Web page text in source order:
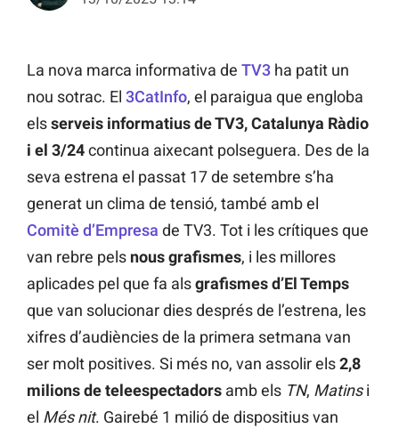
La nova marca informativa de TV3 ha patit un
nou sotrac. El 3CatInfo, el paraigua que engloba
elsserveis informatius de TV3, Catalunya Ràdio
i el 3/24continua aixecant polseguera. Des de la
seva estrena el passat 17 de setembre s’ha
generat un clima de tensió, també amb el
Comitè d’Empresa de TV3. Tot i les crítiques que
van rebre pels nous grafismes, i les millores
aplicades pel que fa alsgrafismes d’El Temps
que van solucionar dies després de l’estrena, les
xifres d’audiències de la primera setmana van
ser molt positives. Si més no, van assolir els2,8
milions de teleespectadors amb els TN, Matinsi
el Més nit. Gairebé 1 milió de dispositius van